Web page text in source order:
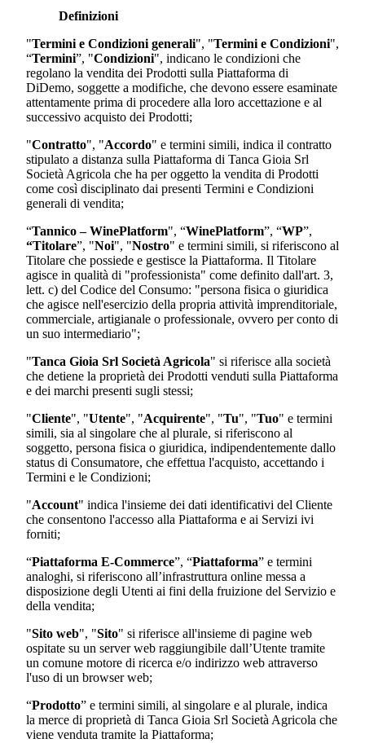
Definizioni
"Termini e Condizioni generali", "Termini e Condizioni",
“Termini”, "Condizioni", indicano le condizioni che
regolano la vendita dei Prodotti sulla Piattaforma di
DiDemo, soggette a modifiche, che devono essere esaminate
attentamente prima di procedere alla loro accettazione e al
successivo acquisto dei Prodotti;
"Contratto", "Accordo" e termini simili, indica il contratto
stipulato a distanza sulla Piattaforma di Tanca Gioia Srl
Società Agricola che ha per oggetto la vendita di Prodotti
come così disciplinato dai presenti Termini e Condizioni
generali di vendita;
“Tannico – WinePlatform", “WinePlatform”, “WP”,
“Titolare”, "Noi", "Nostro" e termini simili, si riferiscono al
Titolare che possiede e gestisce la Piattaforma. Il Titolare
agisce in qualità di "professionista" come definito dall'art. 3,
lett. c) del Codice del Consumo: "persona fisica o giuridica
che agisce nell'esercizio della propria attività imprenditoriale,
commerciale, artigianale o professionale, ovvero per conto di
un suo intermediario";
"Tanca Gioia Srl Società Agricola" si riferisce alla società
che detiene la proprietà dei Prodotti venduti sulla Piattaforma
e dei marchi presenti sugli stessi;
"Cliente", "Utente", "Acquirente", "Tu", "Tuo" e termini
simili, sia al singolare che al plurale, si riferiscono al
soggetto, persona fisica o giuridica, indipendentemente dallo
status di Consumatore, che effettua l'acquisto, accettando i
Termini e le Condizioni;
"Account" indica l'insieme dei dati identificativi del Cliente
che consentono l'accesso alla Piattaforma e ai Servizi ivi
forniti;
“Piattaforma E-Commerce”, “Piattaforma” e termini
analoghi, si riferiscono all’infrastruttura online messa a
disposizione degli Utenti ai fini della fruizione del Servizio e
della vendita;
"Sito web", "Sito" si riferisce all'insieme di pagine web
ospitate su un server web raggiungibile dall’Utente tramite
un comune motore di ricerca e/o indirizzo web attraverso
l'uso di un browser web;
“Prodotto” e termini simili, al singolare e al plurale, indica
la merce di proprietà di Tanca Gioia Srl Società Agricola che
viene venduta tramite la Piattaforma;